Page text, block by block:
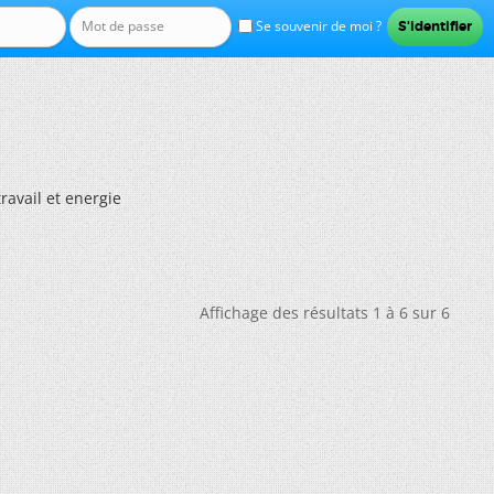
Se souvenir de moi ?
et energie
Affichage des résultats 1 à 6 sur 6